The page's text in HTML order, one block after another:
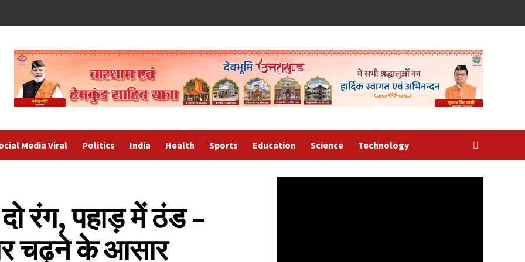
Media Viral Politics India Health Sports Education Science Technology
रंग, पहाड़ में ठंड –
चढ़ने के आसार